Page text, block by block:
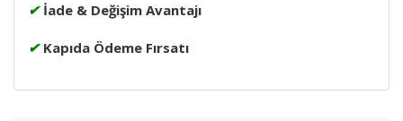
✔ İade & Değişim Avantajı
✔ Kapıda Ödeme Fırsatı